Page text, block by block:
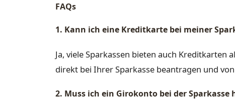
FAQs
1. Kann ich eine Kreditkarte bei meiner
Ja, viele Sparkassen bieten auch Kreditkarten
direkt bei Ihrer Sparkasse beantragen und
2. Muss ich ein Girokonto bei der